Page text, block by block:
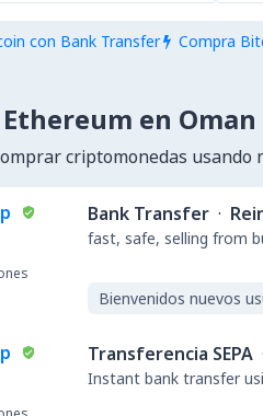
con Bank Transfer  Compra
en Oman
criptomonedas usando
Bank Transfer ·
fast, safe, selling from
Bienvenidos nuevos
Transferencia SEPA ·
Instant bank transfer